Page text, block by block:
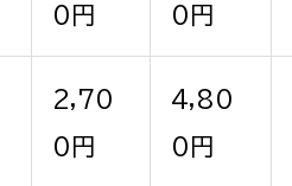
市議会
理者
0円
0円
2,70
0円
4,80
0円